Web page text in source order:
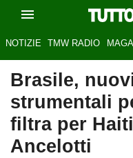
NOTIZIE TMW RADIO
Brasile,
strumentali
filtra per
Ancelotti